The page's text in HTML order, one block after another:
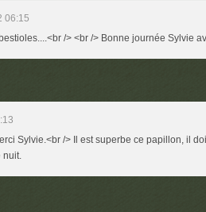
06:15
/> <br /> Bonne journée Sylvie
Sylvie.<br /> Il est superbe ce papillon, il
nuit.